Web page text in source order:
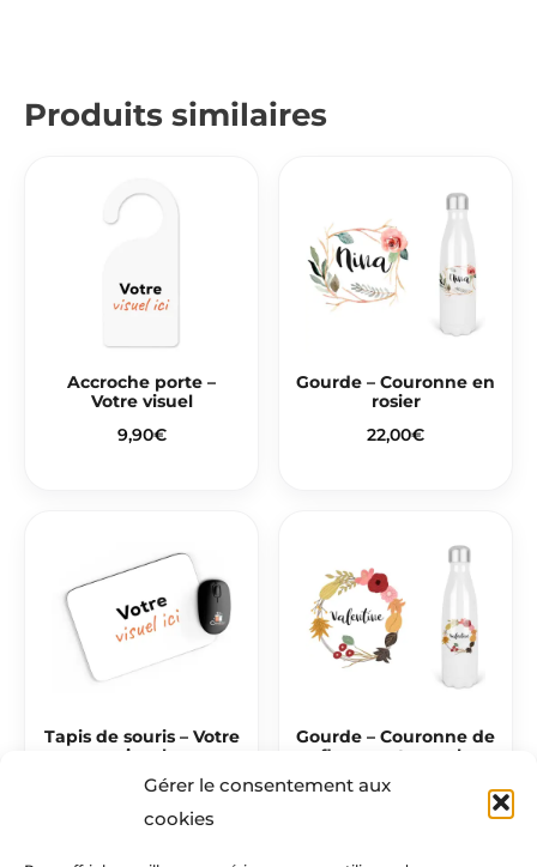
Gérer le consentement aux
cookies
Produits similaires
Accroche porte –
Votre visuel
9,90€
Gourde – Couronne en
rosier
22,00€
Tapis de souris – Votre
visuel
11,50€
Gourde – Couronne de
fleurs automnale
22,00